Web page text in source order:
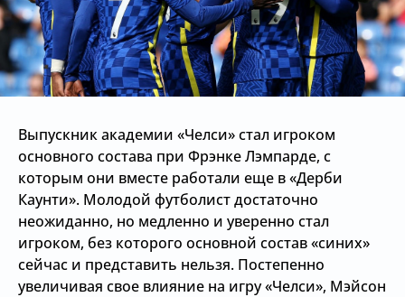
Выпускник академии «Челси» стал игроком
основного состава при Фрэнке Лэмпарде, с
которым они вместе работали еще в «Дерби
Каунти». Молодой футболист достаточно
неожиданно, но медленно и уверенно стал
игроком, без которого основной состав «синих»
сейчас и представить нельзя. Постепенно
увеличивая свое влияние на игру «Челси», Мэйсон